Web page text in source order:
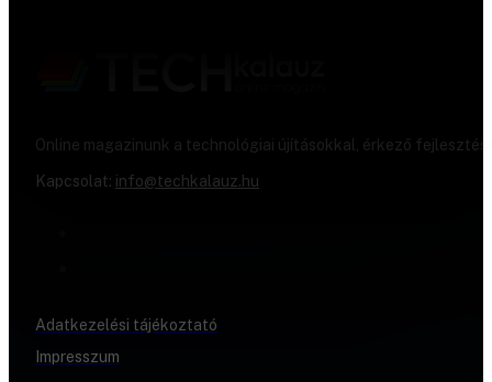
Online magazinunk a technológiai újításokkal, érkező
Kapcsolat: info@techkalauz.hu
Adatkezelési tájékoztató
Impresszum